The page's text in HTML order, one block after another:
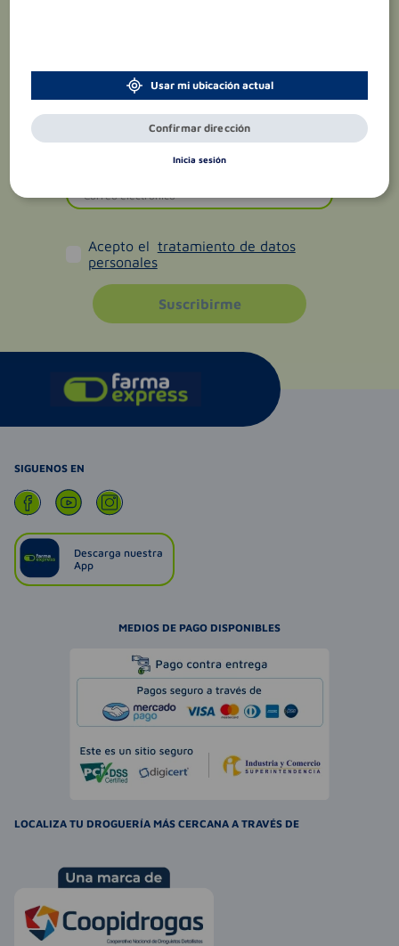
Acepto el tratamiento de datos
personales
Suscribirme
SIGUENOS EN
Descarga nuestra
App
MEDIOS DE PAGO DISPONIBLES
LOCALIZA TU DROGUERÍA MÁS CERCANA A TRAVÉS DE
Usar mi ubicación actual
Confirmar dirección
Inicia sesión